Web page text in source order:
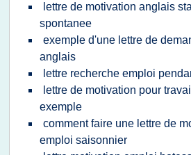
lettre de motivation anglais
spontanee
exemple d'une lettre de
anglais
lettre recherche emploi
lettre de motivation pour
exemple
comment faire une lettre de
emploi saisonnier